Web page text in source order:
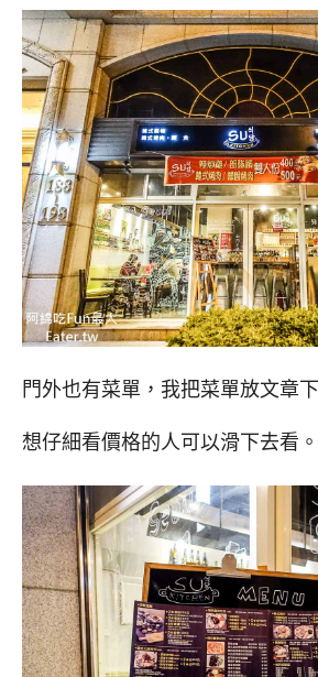
門外也有菜單，我把菜單放文章下
想仔細看價格的人可以滑下去看。